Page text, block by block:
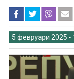
5 февруари 2025 -